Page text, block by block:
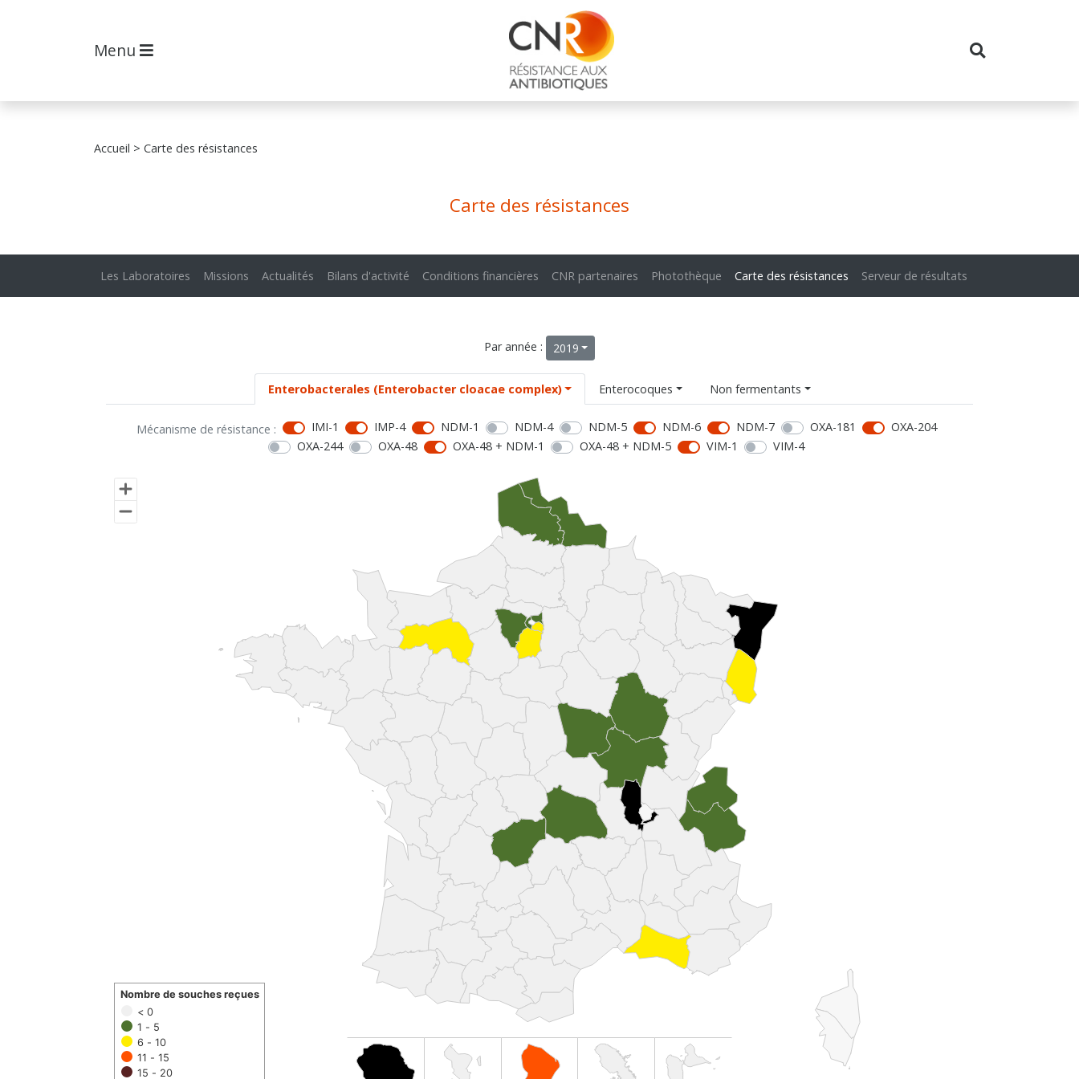
Menu
Accueil > Carte des résistances
Carte des résistances
Les Laboratoires Missions Actualités Bilans d'activité Conditions financières CNR partenaires Photothèque Carte des résistances Serveur de résultats
Par année : 2019
Enterobacterales (Enterobacter cloacae complex) Enterocoques Non fermentants
Mécanisme de résistance : IMI-1 IMP-4 NDM-1 NDM-4 NDM-5 NDM-6 NDM-7 OXA-181
OXA-204
OXA-244
OXA-48 OXA-48 + NDM-1 OXA-48 + NDM-5 VIM-1 VIM-4
< 0
1 - 5
6 - 10
11 - 15
15 - 20
Nombre de souches reçues